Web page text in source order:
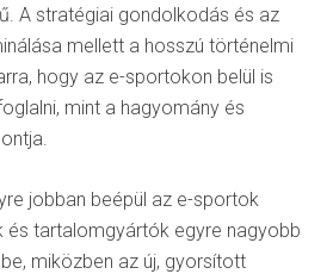
A stratégiai gondolkodás és az
mellett a hosszú történelmi
hogy az e-sportokon belül is
mint a hagyomány és
jobban beépül az e-sportok
és tartalomgyártók egyre nagyobb
miközben az új, gyorsított